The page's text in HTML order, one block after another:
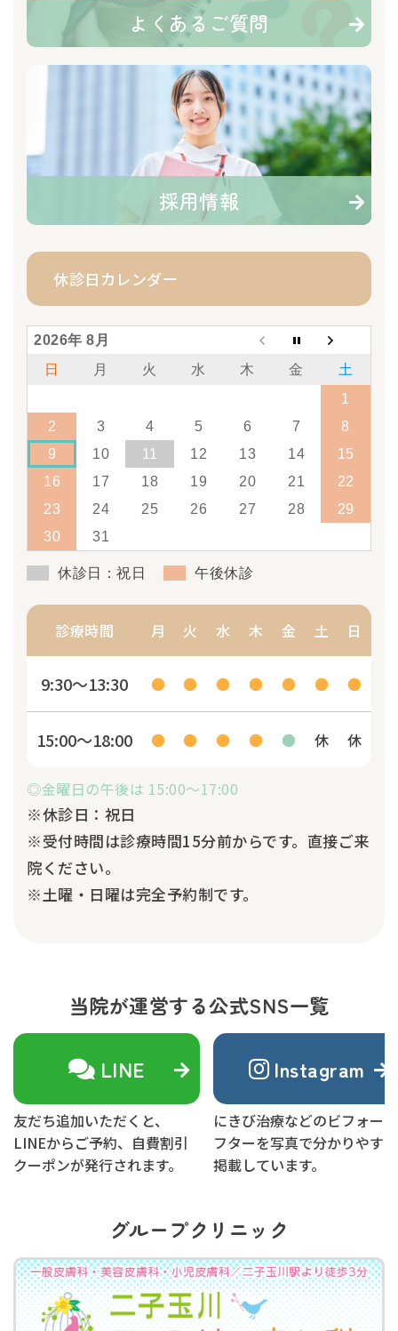
よくあるご質問
採用情報
休診日カレンダー
2026年 8月
日
月 火 水 木 金
土
1
2
3 4 5 6 7
8
9
10 11 12 13 14
15
16
17 18 19 20 21
22
23
24 25 26 27 28
29
30
31
休診日：祝日 午後休診
診療時間 月 火 水 木 金 土 日
9:30～13:30 ● ● ● ● ● ● ●
15:00～18:00 ● ● ● ● ● 休 休
◎金曜日の午後は 15:00～17:00
※休診日：祝日
※受付時間は診療時間15分前からです。直接ご来
院ください。
※土曜・日曜は完全予約制です。
当院が運営する公式SNS一覧
LINE
友だち追加いただくと、
LINEからご予約、自費割引
クーポンが発行されます。
Instagram
にきび治療などのビフォーア
フターを写真で分かりやすく
掲載しています。
グループクリニック